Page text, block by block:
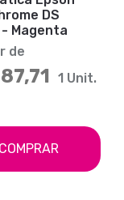
DS
- Magenta
de
1 Unit.
COMPRAR